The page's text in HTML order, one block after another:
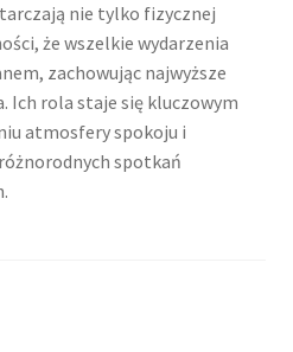
nie tylko fizycznej
że wszelkie wydarzenia
zachowując najwyższe
Ich rola staje się kluczowym
atmosfery spokoju i
spotkań